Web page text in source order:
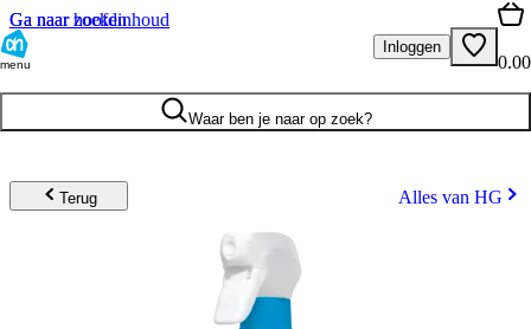
Ga naar hoofdinhoud
Ga naar zoeken
menu
Inloggen
0.00
Waar ben je naar op zoek?
Terug Alles van HG